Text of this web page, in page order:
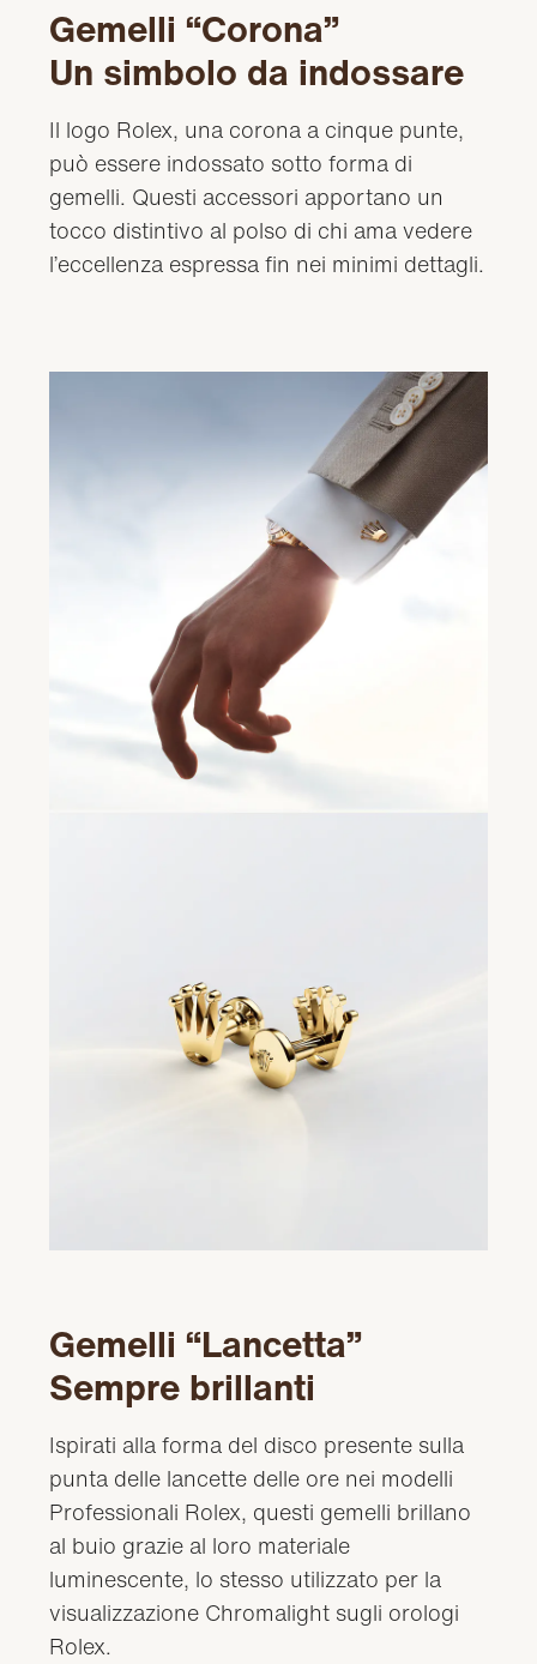
Gemelli “Corona”
Un simbolo da indossare
Il logo Rolex, una corona a cinque punte,
può essere indossato sotto forma di
gemelli. Questi accessori apportano un
tocco distintivo al polso di chi ama vedere
l’eccellenza espressa fin nei minimi dettagli.
Gemelli “Lancetta”
Sempre brillanti
Ispirati alla forma del disco presente sulla
punta delle lancette delle ore nei modelli
Professionali Rolex, questi gemelli brillano
al buio grazie al loro materiale
luminescente, lo stesso utilizzato per la
visualizzazione Chromalight sugli orologi
Rolex.